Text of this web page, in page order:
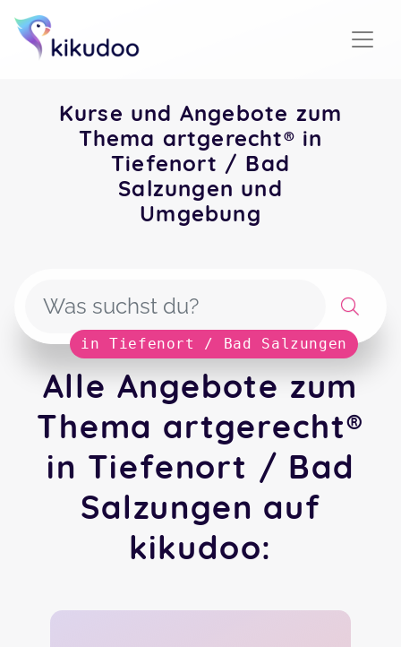
Kurse und Angebote zum
Thema artgerecht® in
Tiefenort / Bad
Salzungen und
Umgebung
in Tiefenort / Bad Salzungen
Alle Angebote zum
Thema artgerecht®
in Tiefenort / Bad
Salzungen auf
kikudoo: